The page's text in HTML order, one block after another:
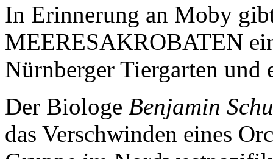
In Erinnerung an Moby
MEERESAKROBATEN
Nürnberger Tiergarten und
Der Biologe Benjamin
das Verschwinden eines